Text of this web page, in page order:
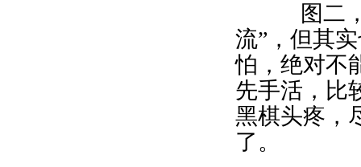
图二，“
流”，但其
怕，绝对不
先手活，比
黑棋头疼，
了。